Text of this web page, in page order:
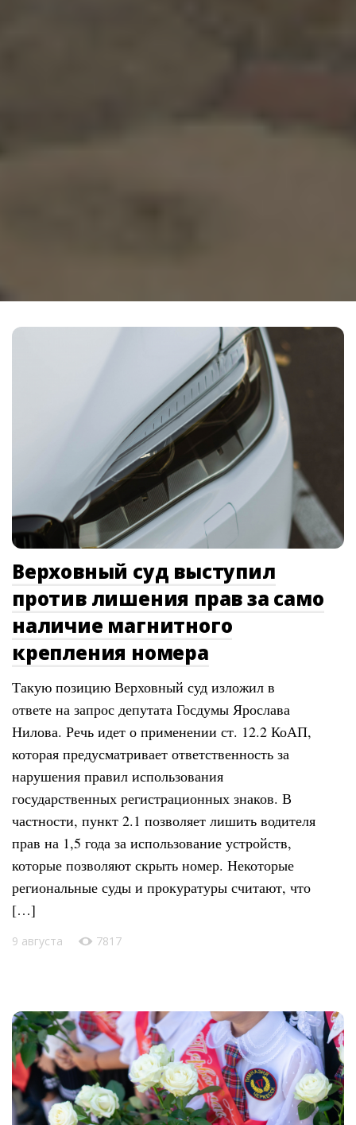
Верховный суд выступил
против лишения прав за само
наличие магнитного
крепления номера
Такую позицию Верховный суд изложил в
ответе на запрос депутата Госдумы Ярослава
Нилова. Речь идет о применении ст. 12.2 КоАП,
которая предусматривает ответственность за
нарушения правил использования
государственных регистрационных знаков. В
частности, пункт 2.1 позволяет лишить водителя
прав на 1,5 года за использование устройств,
которые позволяют скрыть номер. Некоторые
региональные суды и прокуратуры считают, что
[…]
9 августа 7817